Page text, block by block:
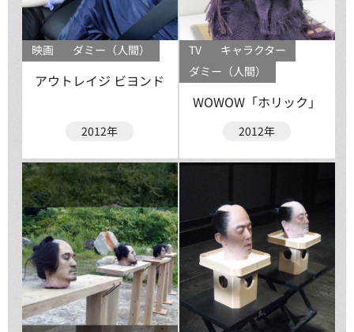
映画 ダミー（人間）
アウトレイジ ビヨンド
2012年
TV
キャラクター
ダミー（人間）
WOWOW「ホリック」
2012年